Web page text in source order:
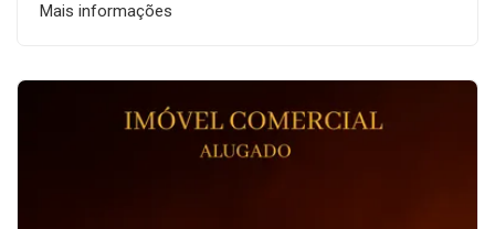
Mais informações